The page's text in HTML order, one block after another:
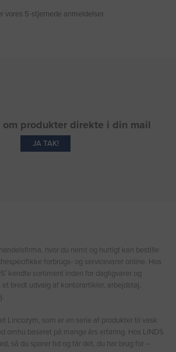
vores 5-stjernede anmeldelser.
om produkter direkte i din mail
JA TAK!
hvor du nemt og hurtigt kan bestille
forbrugs- og servicevarer online. Hos
kendte sortiment inden for dagligvarer og
bredt udvalg af kontorartikler, arbejdstøj,
Lincozym, som er en serie af produkter til vask
omhu baseret på mange års erfaring. Hos LINDS
så du sparer tid og får det, du har brug for –